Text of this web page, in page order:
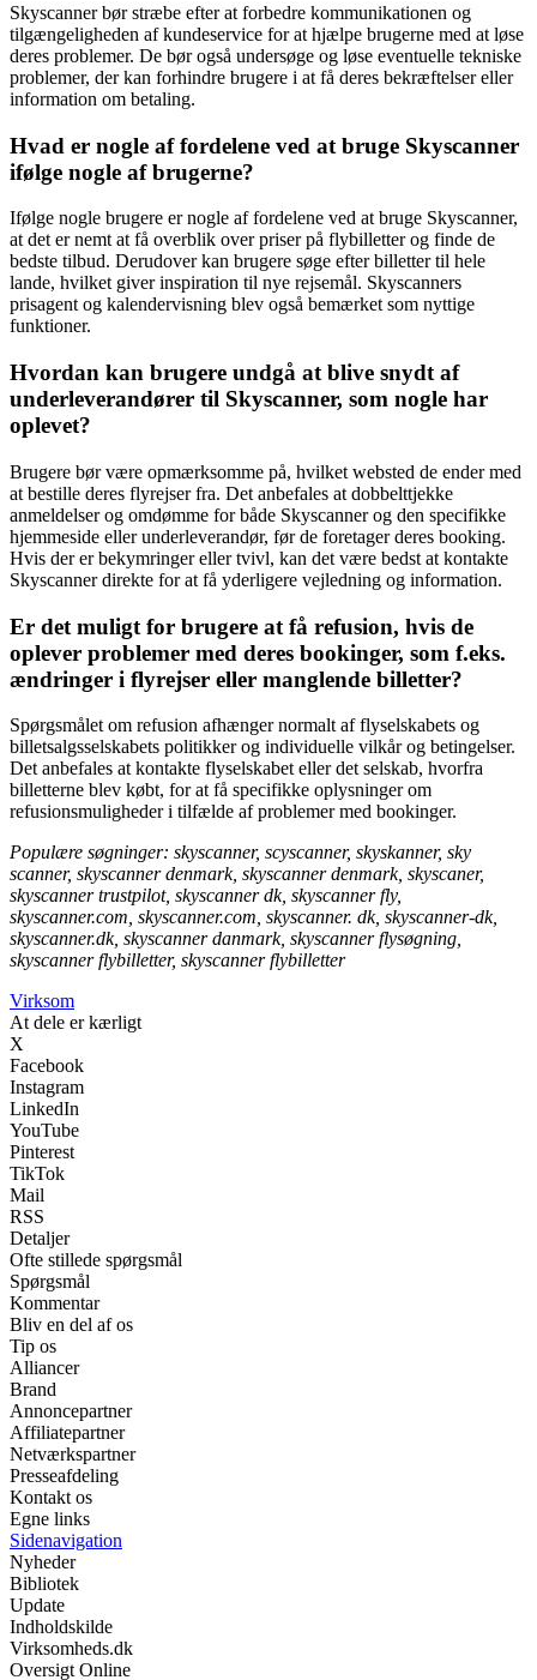
Skyscanner bør stræbe efter at forbedre kommunikationen og
tilgængeligheden af kundeservice for at hjælpe brugerne med at løse
deres problemer. De bør også undersøge og løse eventuelle tekniske
problemer, der kan forhindre brugere i at få deres bekræftelser eller
information om betaling.
Hvad er nogle af fordelene ved at bruge Skyscanner
ifølge nogle af brugerne?
Ifølge nogle brugere er nogle af fordelene ved at bruge Skyscanner,
at det er nemt at få overblik over priser på flybilletter og finde de
bedste tilbud. Derudover kan brugere søge efter billetter til hele
lande, hvilket giver inspiration til nye rejsemål. Skyscanners
prisagent og kalendervisning blev også bemærket som nyttige
funktioner.
Hvordan kan brugere undgå at blive snydt af
underleverandører til Skyscanner, som nogle har
oplevet?
Brugere bør være opmærksomme på, hvilket websted de ender med
at bestille deres flyrejser fra. Det anbefales at dobbelttjekke
anmeldelser og omdømme for både Skyscanner og den specifikke
hjemmeside eller underleverandør, før de foretager deres booking.
Hvis der er bekymringer eller tvivl, kan det være bedst at kontakte
Skyscanner direkte for at få yderligere vejledning og information.
Er det muligt for brugere at få refusion, hvis de
oplever problemer med deres bookinger, som f.eks.
ændringer i flyrejser eller manglende billetter?
Spørgsmålet om refusion afhænger normalt af flyselskabets og
billetsalgsselskabets politikker og individuelle vilkår og betingelser.
Det anbefales at kontakte flyselskabet eller det selskab, hvorfra
billetterne blev købt, for at få specifikke oplysninger om
refusionsmuligheder i tilfælde af problemer med bookinger.
Populære søgninger: skyscanner, scyscanner, skyskanner, sky
scanner, skyscanner denmark, skyscanner denmark, skyscaner,
skyscanner trustpilot, skyscanner dk, skyscanner fly,
skyscanner.com, skyscanner.com, skyscanner. dk, skyscanner-dk,
skyscanner.dk, skyscanner danmark, skyscanner flysøgning,
skyscanner flybilletter, skyscanner flybilletter
Virksom
At dele er kærligt
X
Facebook
Instagram
LinkedIn
YouTube
Pinterest
TikTok
Mail
RSS
Detaljer
Ofte stillede spørgsmål
Spørgsmål
Kommentar
Bliv en del af os
Tip os
Alliancer
Brand
Annoncepartner
Affiliatepartner
Netværkspartner
Presseafdeling
Kontakt os
Egne links
Sidenavigation
Nyheder
Bibliotek
Update
Indholdskilde
Virksomheds.dk
Oversigt Online